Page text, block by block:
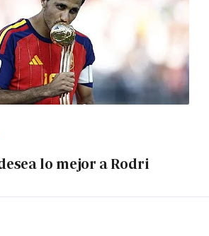
lo mejor a Rodri